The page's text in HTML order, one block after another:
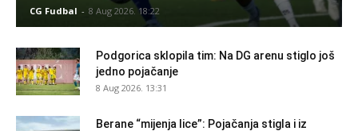
CG Fudbal - 8 Aug 2026. 18:22
Podgorica sklopila tim: Na DG arenu stiglo još
jedno pojačanje
8 Aug 2026. 13:31
Berane “mijenja lice”: Pojačanja stigla i iz